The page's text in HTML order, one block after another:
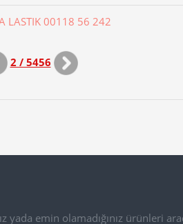
LASTIK 00118 56 242
2 / 5456
emin olamadığınız ürünleri